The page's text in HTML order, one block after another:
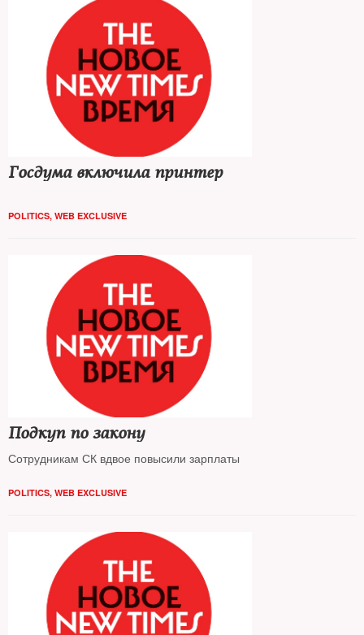
Госдума включила принтер
POLITICS, WEB EXCLUSIVE
Подкуп по закону
Сотрудникам СК вдвое повысили зарплаты
POLITICS, WEB EXCLUSIVE